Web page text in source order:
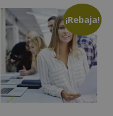
¡Rebaja!